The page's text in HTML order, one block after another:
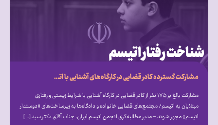
مشارکت گسترده کادر قضایی در کارگاه‌های آشنایی با اتیسم؛ فراخوان انجمن اتیسم برای ایجاد مجتمع‌های قضایی «دوستدار اتیسم»
مشارکت بالغ بر ۱۷۵ نفر از کادر قضایی در کارگاه آشنایی با شرایط زیستی و رفتاری
مبتلایان به اتیسم/ مجتمع‌های قضایی خانواده و دادگاه‌ها به زیرساخت‌های «دوستدار
اتیسم» مجهز شوند – مدیر مطالبه‌گری انجمن اتیسم ایران، جناب آقای دکتر سید […]